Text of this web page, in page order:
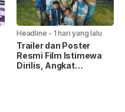
Headline - 1 hari yang lalu
Trailer dan Poster
Resmi Film Istimewa
Dirilis, Angkat